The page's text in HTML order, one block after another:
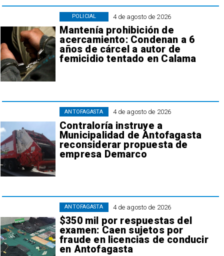
4 de agosto de 2026
Mantenía prohibición de
acercamiento: Condenan a 6
años de cárcel a autor de
femicidio tentado en Calama
POLICIAL
4 de agosto de 2026
Contraloría instruye a
Municipalidad de Antofagasta
reconsiderar propuesta de
empresa Demarco
ANTOFAGASTA
4 de agosto de 2026
$350 mil por respuestas del
examen: Caen sujetos por
fraude en licencias de conducir
en Antofagasta
ANTOFAGASTA